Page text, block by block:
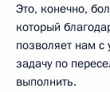
Это, конечно,
который
позволяет нам с
задачу по
выполнить.